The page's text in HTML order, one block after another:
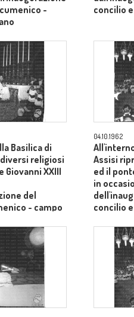
-
concilio
Basilica di
religiosi
Giovanni XXIII
del
- campo
04.10.1962
Assisi
ed il
in
concilio